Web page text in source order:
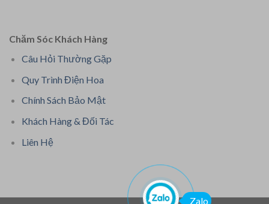
Chăm Sóc Khách Hàng
Câu Hỏi Thường Gặp
Quy Trình Điện Hoa
Chính Sách Bảo Mật
Khách Hàng & Đối Tác
Liên Hệ
Zalo